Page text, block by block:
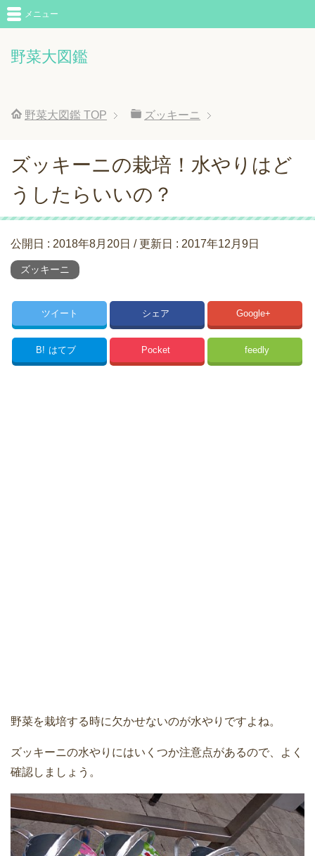
野菜大図鑑
メニュー
野菜大図鑑 TOP ズッキーニ
ズッキーニの栽培！水やりはど
うしたらいいの？
公開日 : 2018年8月20日 / 更新日 : 2017年12月9日
ズッキーニ
ツイート シェア Google+
B! はてブ Pocket feedly
野菜を栽培する時に欠かせないのが水やりですよね。
ズッキーニの水やりにはいくつか注意点があるので、よく
確認しましょう。